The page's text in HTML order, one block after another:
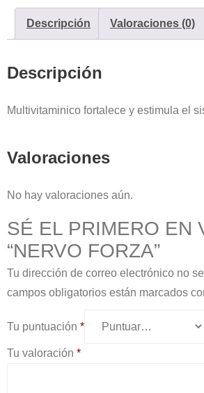
Descripción Valoraciones (0)
Descripción
Multivitaminico fortalece y estimula el
Valoraciones
No hay valoraciones aún.
SÉ EL PRIMERO EN
“NERVO FORZA”
Tu dirección de correo electrónico no
campos obligatorios están marcados
Tu puntuación *
Tu valoración *